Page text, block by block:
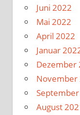
Juni 2022
Mai 2022
April 2022
Januar
Dezember
November
September
August